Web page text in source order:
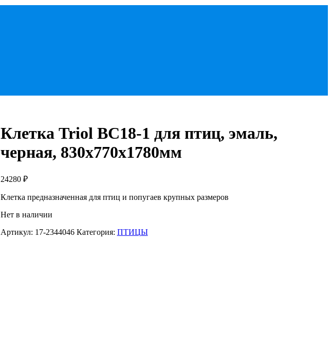
Клетка Triol BC18-1 для птиц, эмаль,
черная, 830х770х1780мм
24280 ₽
Клетка предназначенная для птиц и попугаев крупных размеров
Нет в наличии
Артикул: 17-2344046 Категория: ПТИЦЫ